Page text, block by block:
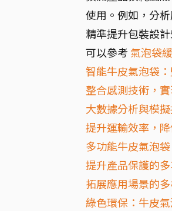
使用。例如，分
精準提升包裝設
可以參考 氣泡袋
智能牛皮氣泡袋
整合感測技術，
大數據分析與模
提升運輸效率，
多功能牛皮氣泡
提升產品保護的
拓展應用場景的
綠色環保：牛皮